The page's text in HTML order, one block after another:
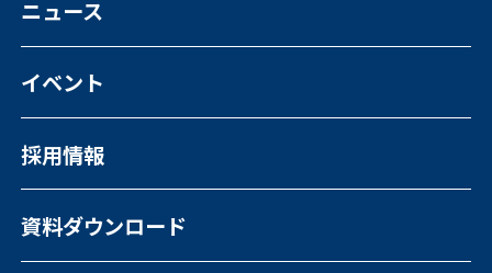
外国人の人材紹介
ニュース
イベント
採用情報
資料ダウンロード